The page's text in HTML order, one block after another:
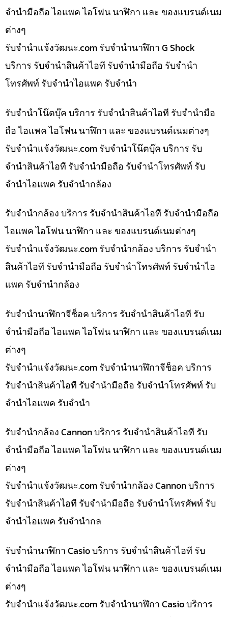
จำนำมือถือ ไอแพค ไอโฟน นาฬิกา และ ของแบรนด์เนม
ต่างๆ
รับจํานําแจ้งวัฒนะ.com รับจำนำนาฬิกา G Shock
บริการ รับจำนำสินค้าไอที รับจำนำมือถือ รับจำนำ
โทรศัพท์ รับจำนำไอแพค รับจำนำ
รับจำนำโน๊ตบุ๊ค บริการ รับจำนำสินค้าไอที รับจำนำมือ
ถือ ไอแพค ไอโฟน นาฬิกา และ ของแบรนด์เนมต่างๆ
รับจํานําแจ้งวัฒนะ.com รับจำนำโน๊ตบุ๊ค บริการ รับ
จำนำสินค้าไอที รับจำนำมือถือ รับจำนำโทรศัพท์ รับ
จำนำไอแพค รับจำนำกล้อง
รับจำนำกล้อง บริการ รับจำนำสินค้าไอที รับจำนำมือถือ
ไอแพค ไอโฟน นาฬิกา และ ของแบรนด์เนมต่างๆ
รับจํานําแจ้งวัฒนะ.com รับจำนำกล้อง บริการ รับจำนำ
สินค้าไอที รับจำนำมือถือ รับจำนำโทรศัพท์ รับจำนำไอ
แพค รับจำนำกล้อง
รับจำนำนาฬิกาจีช็อค บริการ รับจำนำสินค้าไอที รับ
จำนำมือถือ ไอแพค ไอโฟน นาฬิกา และ ของแบรนด์เนม
ต่างๆ
รับจํานําแจ้งวัฒนะ.com รับจำนำนาฬิกาจีช็อค บริการ
รับจำนำสินค้าไอที รับจำนำมือถือ รับจำนำโทรศัพท์ รับ
จำนำไอแพค รับจำนำ
รับจำนำกล้อง Cannon บริการ รับจำนำสินค้าไอที รับ
จำนำมือถือ ไอแพค ไอโฟน นาฬิกา และ ของแบรนด์เนม
ต่างๆ
รับจํานําแจ้งวัฒนะ.com รับจำนำกล้อง Cannon บริการ
รับจำนำสินค้าไอที รับจำนำมือถือ รับจำนำโทรศัพท์ รับ
จำนำไอแพค รับจำนำกล
รับจำนำนาฬิกา Casio บริการ รับจำนำสินค้าไอที รับ
จำนำมือถือ ไอแพค ไอโฟน นาฬิกา และ ของแบรนด์เนม
ต่างๆ
รับจํานําแจ้งวัฒนะ.com รับจำนำนาฬิกา Casio บริการ